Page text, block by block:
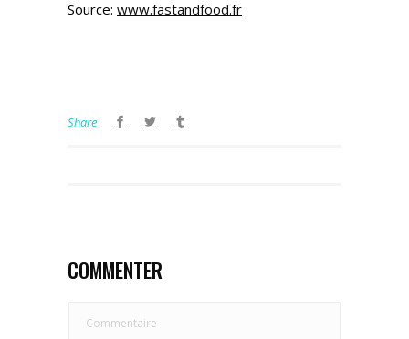
Source: www.fastandfood.fr
Share
COMMENTER